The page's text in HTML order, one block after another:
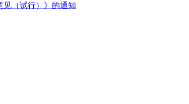
、综合治理，全面提升辽河干流河流生态系统的
、珍稀濒危野生动植物和原生动植物种质资源保
连通性，构建辽河干流全流域生物多样性保护网
成时限：持续推进）
要饮用水源地和水生态环境保护与治理，落实最
态环境厅、省住房城乡建设厅、省水利厅、省农
见（试行）》的通知